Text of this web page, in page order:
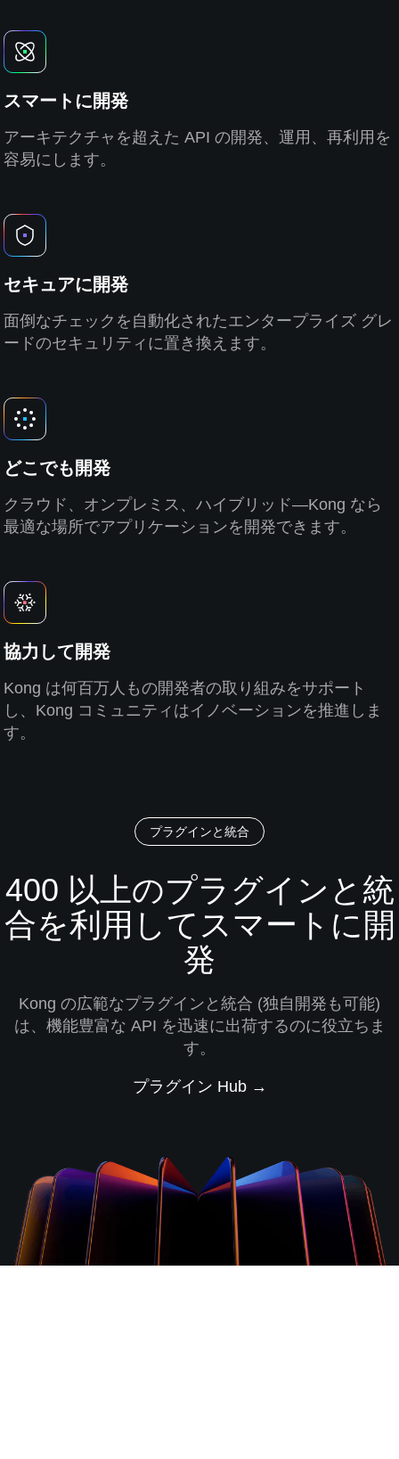
スマートに開発
アーキテクチャを超えた API の開発、運用、再利用を
容易にします。
セキュアに開発
面倒なチェックを自動化されたエンタープライズ グレ
ードのセキュリティに置き換えます。
どこでも開発
クラウド、オンプレミス、ハイブリッド―Kong なら
最適な場所でアプリケーションを開発できます。
協力して開発
Kong は何百万人もの開発者の取り組みをサポート
し、Kong コミュニティはイノベーションを推進しま
す。
プラグインと統合
400 以上のプラグインと統
合を利用してスマートに開
発
Kong の広範なプラグインと統合 (独自開発も可能)
は、機能豊富な API を迅速に出荷するのに役立ちま
す。
プラグイン Hub →